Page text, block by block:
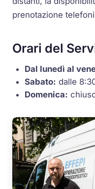
prenotazione
Orari del
Dal lunedì al
Sabato: dalle
Domenica: